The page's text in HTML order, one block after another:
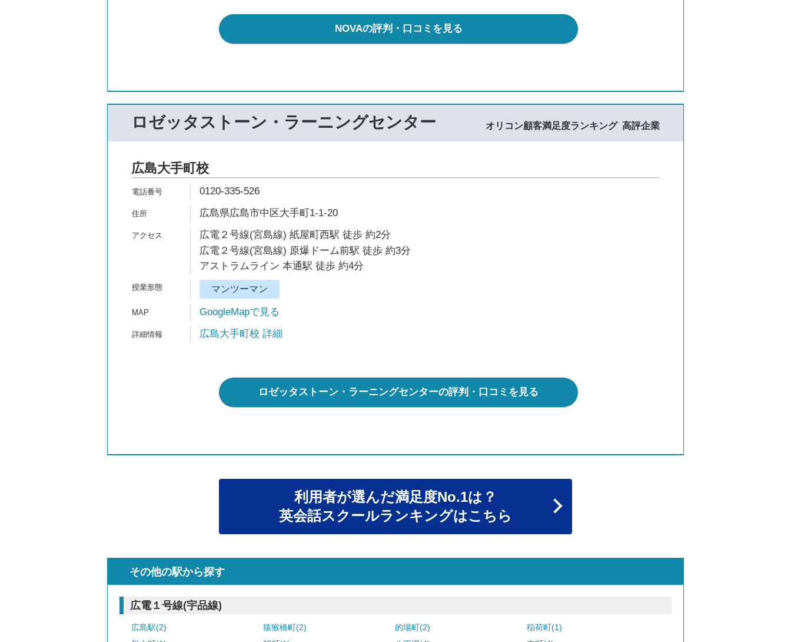
NOVAの評判・口コミを見る
ロゼッタストーン・ラーニングセンター オリコン顧客満足度ランキング 高評企業
広島大手町校
0120-335-526
広島県広島市中区大手町1-1-20
広電２号線(宮島線) 紙屋町西駅 徒歩 約2分
広電２号線(宮島線) 原爆ドーム前駅 徒歩 約3分
アストラムライン 本通駅 徒歩 約4分
マンツーマン
GoogleMapで見る
広島大手町校 詳細
ロゼッタストーン・ラーニングセンターの評判・口コミを見る
利用者が選んだ満足度No.1は？
英会話スクールランキングはこちら
その他の駅から探す
広電１号線(宇品線)
広島駅(2) 猿猴橋町(2) 的場町(2)
稲荷町(1)